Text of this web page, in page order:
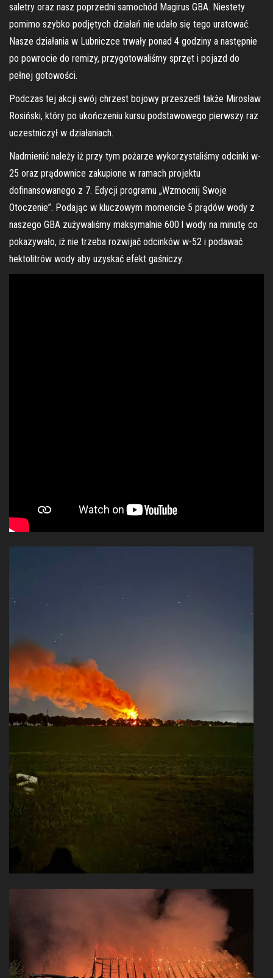
saletry oraz nasz poprzedni samochód Magirus GBA. Niestety
pomimo szybko podjętych działań nie udało się tego uratować.
Nasze działania w Lubniczce trwały ponad 4 godziny a następnie
po powrocie do remizy, przygotowaliśmy sprzęt i pojazd do
pełnej gotowości.
Podczas tej akcji swój chrzest bojowy przeszedł także Mirosław
Rosiński, który po ukończeniu kursu podstawowego pierwszy raz
uczestniczył w działaniach.
Nadmienić należy iż przy tym pożarze wykorzystaliśmy odcinki w-
25 oraz prądownice zakupione w ramach projektu
dofinansowanego z 7. Edycji programu „Wzmocnij Swoje
Otoczenie”. Podając w kluczowym momencie 5 prądów wody z
naszego GBA zużywaliśmy maksymalnie 600 l wody na minutę co
pokazywało, iż nie trzeba rozwijać odcinków w-52 i podawać
hektolitrów wody aby uzyskać efekt gaśniczy.